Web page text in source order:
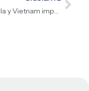
Venezuela y Vietnam impulsan el nuevo mundo multipolar